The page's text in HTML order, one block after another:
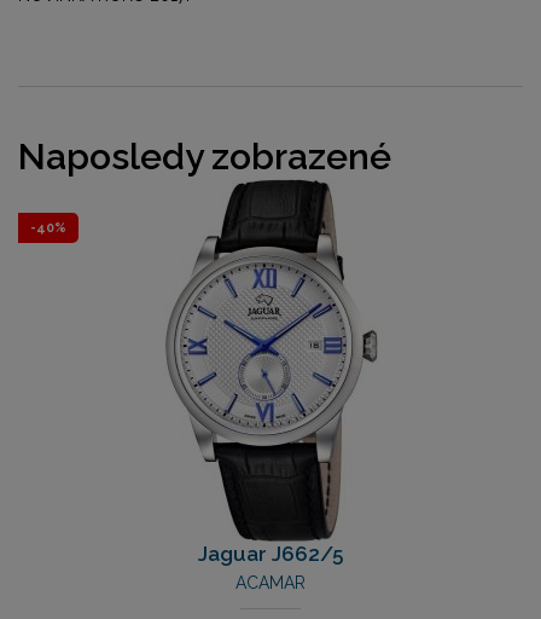
Naposledy zobrazené
-40%
Jaguar J662/5
ACAMAR